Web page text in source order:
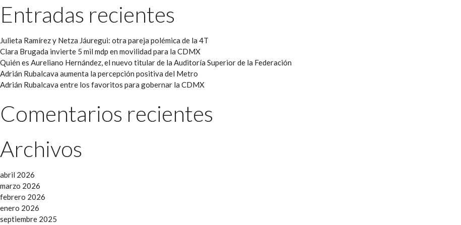
Entradas recientes
Julieta Ramírez y Netza Jáuregui: otra pareja polémica de la 4T
Clara Brugada invierte 5 mil mdp en movilidad para la CDMX
Quién es Aureliano Hernández, el nuevo titular de la Auditoría Superior de la Federación
Adrián Rubalcava aumenta la percepción positiva del Metro
Adrián Rubalcava entre los favoritos para gobernar la CDMX
Comentarios recientes
Archivos
abril 2026
marzo 2026
febrero 2026
enero 2026
septiembre 2025